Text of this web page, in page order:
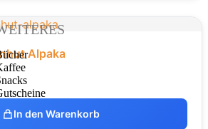
Alpaka
In den Warenkorb